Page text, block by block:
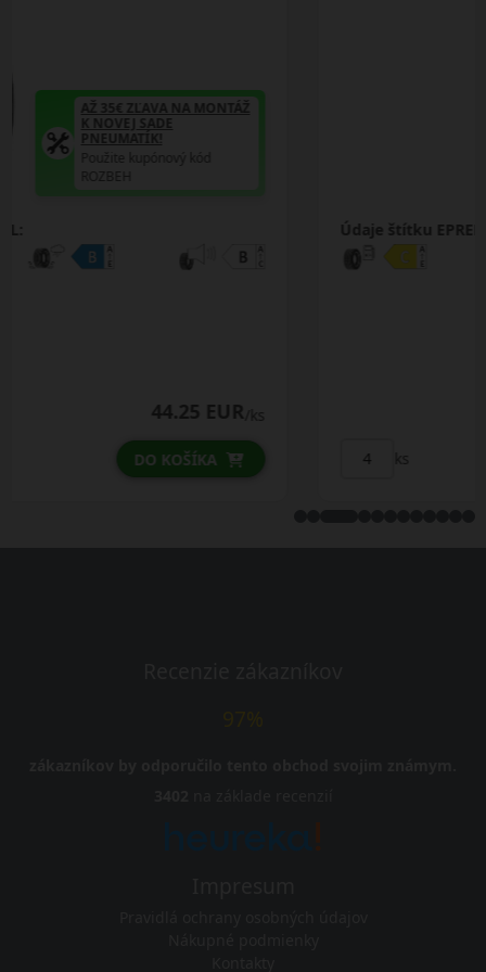
ks DO KOŠÍKA